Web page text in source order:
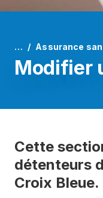
… Assurance
Modifier
Cette
détenteurs
Croix Bleue.